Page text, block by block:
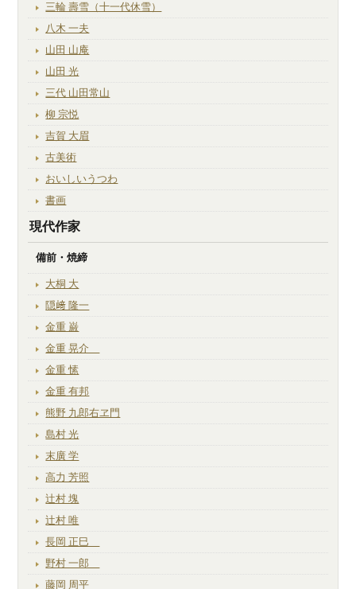
三輪 壽雪（十一代休雪）
八木 一夫
山田 山庵
山田 光
三代 山田常山
柳 宗悦
吉賀 大眉
古美術
おいしいうつわ
書画
現代作家
備前・焼締
大桐 大
隠﨑 隆一
金重 巌
金重 晃介
金重 愫
金重 有邦
熊野 九郎右ヱ門
島村 光
末廣 学
高力 芳照
辻村 塊
辻村 唯
長岡 正巳
野村 一郎
藤岡 周平